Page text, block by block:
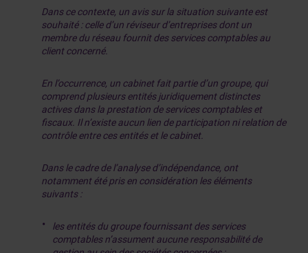
Dans ce contexte, un avis sur la situation suivante est
souhaité : celle d’un réviseur d’entreprises dont un
membre du réseau fournit des services comptables au
client concerné.
En l’occurrence, un cabinet fait partie d’un groupe, qui
comprend plusieurs entités juridiquement distinctes
actives dans la prestation de services comptables et
fiscaux. Il n’existe aucun lien de participation ni relation de
contrôle entre ces entités et le cabinet.
Dans le cadre de l’analyse d’indépendance, ont
notamment été pris en considération les éléments
suivants :
les entités du groupe fournissant des services
comptables n’assument aucune responsabilité de